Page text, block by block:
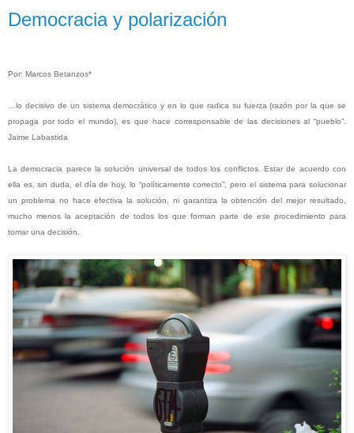
Democracia y polarización
Por: Marcos Betanzos*
…lo decisivo de un sistema democrático y en lo que radica su fuerza (razón por la que se
propaga por todo el mundo), es que hace corresponsable de las decisiones al “pueblo”.
Jaime Labastida
La democracia parece la solución universal de todos los conflictos. Estar de acuerdo con
ella es, sin duda, el día de hoy, lo “políticamente correcto”, pero el sistema para solucionar
un problema no hace efectiva la solución, ni garantiza la obtención del mejor resultado,
mucho menos la aceptación de todos los que forman parte de ese procedimiento para
tomar una decisión.